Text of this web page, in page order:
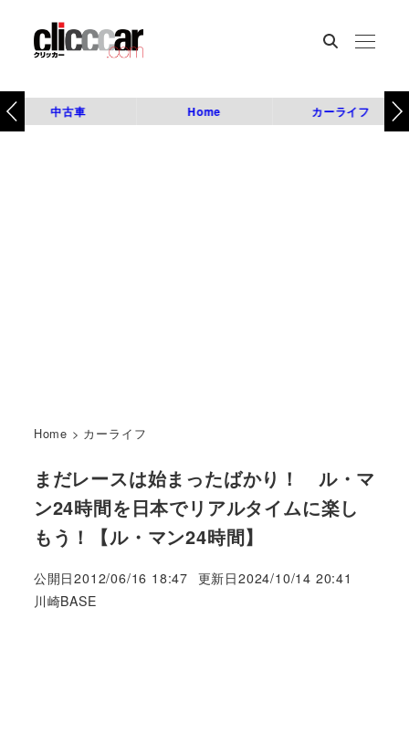
中古車 Home カーライフ
Home > カーライフ
まだレースは始まったばかり！ ル・マ
ン24時間を日本でリアルタイムに楽し
もう！【ル・マン24時間】
公開日2012/06/16 18:47 更新日2024/10/14 20:41
著
川崎BASE